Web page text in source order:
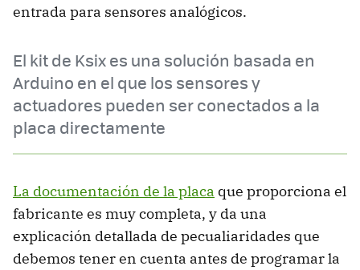
entrada para sensores analógicos.
El kit de Ksix es una solución basada en
Arduino en el que los sensores y
actuadores pueden ser conectados a la
placa directamente
La documentación de la placa que proporciona el
fabricante es muy completa, y da una
explicación detallada de pecualiaridades que
debemos tener en cuenta antes de programar la